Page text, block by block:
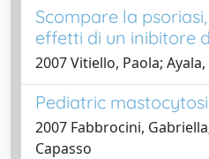
Scompare la
effetti di un inibitore
2007 Vitiello, Paola; Ayala,
Pediatric
2007 Fabbrocini,
Capasso